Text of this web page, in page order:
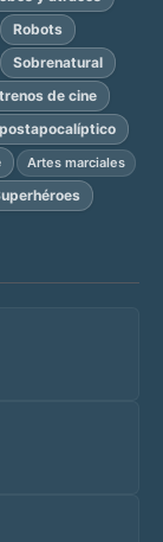
Robots
Sobrenatural
de cine
Artes marciales